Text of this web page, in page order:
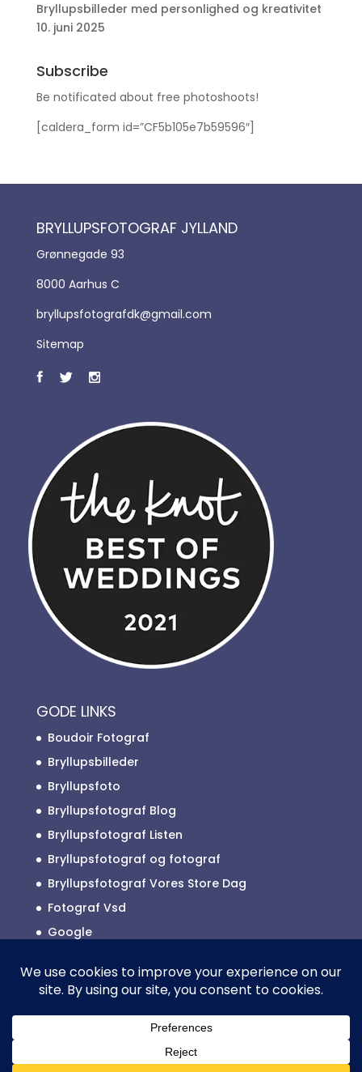
Bryllupsbilleder med personlighed og kreativitet
10. juni 2025
Subscribe
Be notificated about free photoshoots!
[caldera_form id=”CF5b105e7b59596″]
BRYLLUPSFOTOGRAF JYLLAND
Grønnegade 93
8000 Aarhus C
bryllupsfotografdk@gmail.com
Sitemap
GODE LINKS
Boudoir Fotograf
Bryllupsbilleder
Bryllupsfoto
Bryllupsfotograf Blog
Bryllupsfotograf Listen
Bryllupsfotograf og fotograf
Bryllupsfotograf Vores Store Dag
Fotograf Vsd
Google
2025 © ALLE RETTIGHEDER TILHØRER